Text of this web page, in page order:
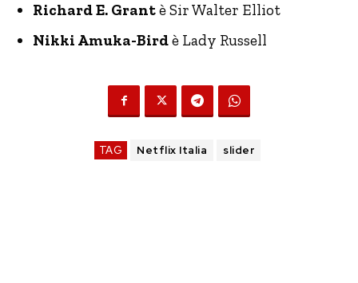
Richard E. Grantè Sir Walter Elliot
Nikki Amuka-Birdè Lady Russell
TAG Netflix Italia slider